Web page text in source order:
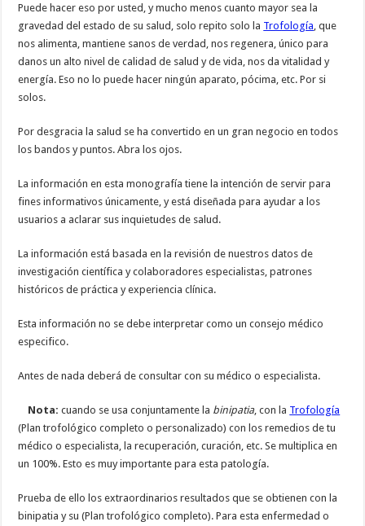
Puede hacer eso por usted, y mucho menos cuanto mayor sea la
gravedad del estado de su salud, solo repito solo la Trofología , que
nos alimenta, mantiene sanos de verdad, nos regenera, único para
danos un alto nivel de calidad de salud y de vida, nos da vitalidad y
energía. Eso no lo puede hacer ningún aparato, pócima, etc. Por si
solos.
Por desgracia la salud se ha convertido en un gran negocio en todos
los bandos y puntos. Abra los ojos.
La información en esta monografía tiene la intención de servir para
fines informativos únicamente, y está diseñada para ayudar a los
usuarios a aclarar sus inquietudes de salud.
La información está basada en la revisión de nuestros datos de
investigación científica y colaboradores especialistas, patrones
históricos de práctica y experiencia clínica.
Esta información no se debe interpretar como un consejo médico
especifico.
Antes de nada deberá de consultar con su médico o especialista.
Nota:cuando se usa conjuntamente la binipatia, con la Trofología
(Plan trofológico completo o personalizado) con los remedios de tu
médico o especialista, la recuperación, curación, etc. Se multiplica en
un 100%. Esto es muy importante para esta patología.
Prueba de ello los extraordinarios resultados que se obtienen con la
binipatia y su (Plan trofológico completo). Para esta enfermedad o